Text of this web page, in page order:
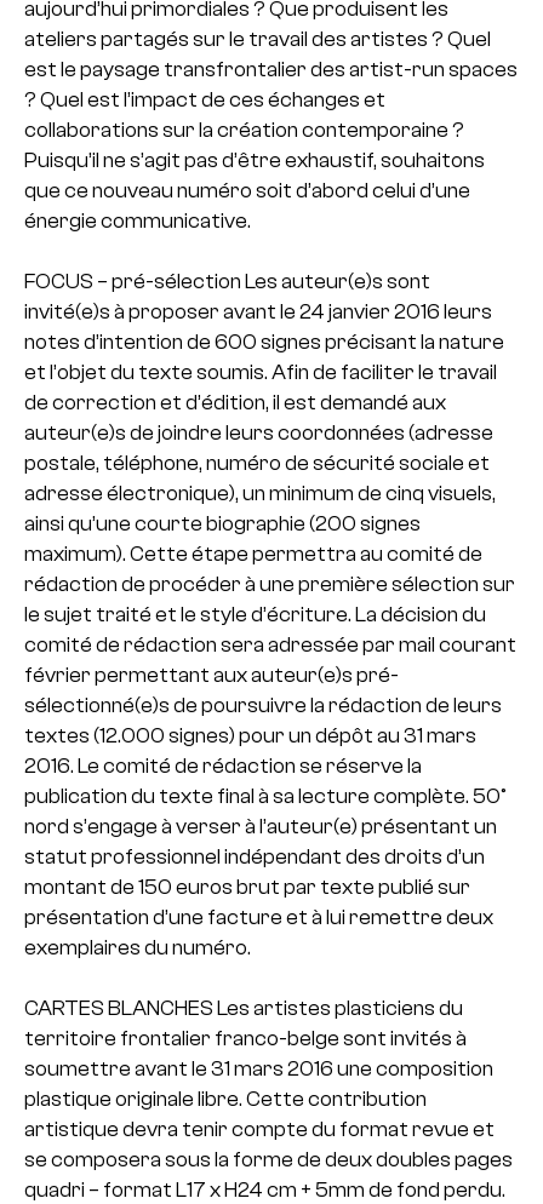
aujourd’hui primordiales ? Que produisent les
ateliers partagés sur le travail des artistes ? Quel
est le paysage transfrontalier des artist-run spaces
? Quel est l’impact de ces échanges et
collaborations sur la création contemporaine ?
Puisqu’il ne s’agit pas d’être exhaustif, souhaitons
que ce nouveau numéro soit d’abord celui d’une
énergie communicative.
FOCUS – pré-sélection Les auteur(e)s sont
invité(e)s à proposer avant le 24 janvier 2016 leurs
notes d’intention de 600 signes précisant la nature
et l’objet du texte soumis. Afin de faciliter le travail
de correction et d’édition, il est demandé aux
auteur(e)s de joindre leurs coordonnées (adresse
postale, téléphone, numéro de sécurité sociale et
adresse électronique), un minimum de cinq visuels,
ainsi qu’une courte biographie (200 signes
maximum). Cette étape permettra au comité de
rédaction de procéder à une première sélection sur
le sujet traité et le style d’écriture. La décision du
comité de rédaction sera adressée par mail courant
février permettant aux auteur(e)s pré-
sélectionné(e)s de poursuivre la rédaction de leurs
textes (12.000 signes) pour un dépôt au 31 mars
2016. Le comité de rédaction se réserve la
publication du texte final à sa lecture complète. 50°
nord s’engage à verser à l’auteur(e) présentant un
statut professionnel indépendant des droits d’un
montant de 150 euros brut par texte publié sur
présentation d’une facture et à lui remettre deux
exemplaires du numéro.
CARTES BLANCHES Les artistes plasticiens du
territoire frontalier franco-belge sont invités à
soumettre avant le 31 mars 2016 une composition
plastique originale libre. Cette contribution
artistique devra tenir compte du format revue et
se composera sous la forme de deux doubles pages
quadri – format L17 x H24 cm + 5mm de fond perdu.